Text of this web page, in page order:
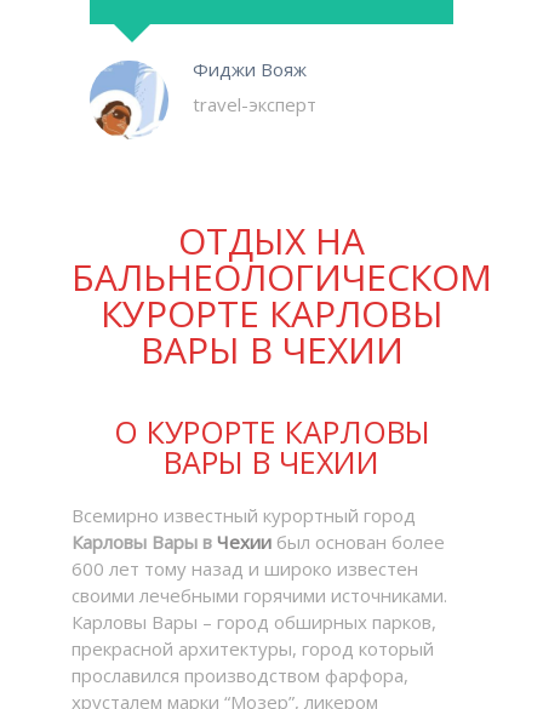
Фиджи Вояж
travel-эксперт
ОТДЫХ НА
БАЛЬНЕОЛОГИЧЕСКОМ
КУРОРТЕ КАРЛОВЫ
ВАРЫ В ЧЕХИИ
О КУРОРТЕ КАРЛОВЫ
ВАРЫ В ЧЕХИИ
Всемирно известный курортный город
Карловы Вары в Чехии был основан более
600 лет тому назад и широко известен
своими лечебными горячими источниками.
Карловы Вары – город обширных парков,
прекрасной архитектуры, город который
прославился производством фарфора,
хрусталем марки “Мозер”, ликером